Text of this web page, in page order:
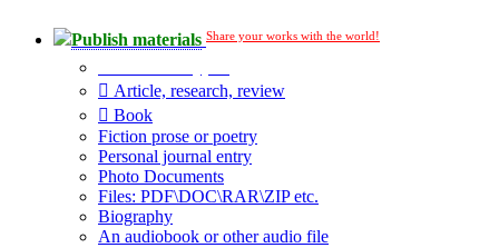
Publish materials Share your works with the world!
Article, research, review
Book
Fiction prose or poetry
Personal journal entry
Photo Documents
Files: PDF\DOC\RAR\ZIP etc.
Biography
An audiobook or other audio file